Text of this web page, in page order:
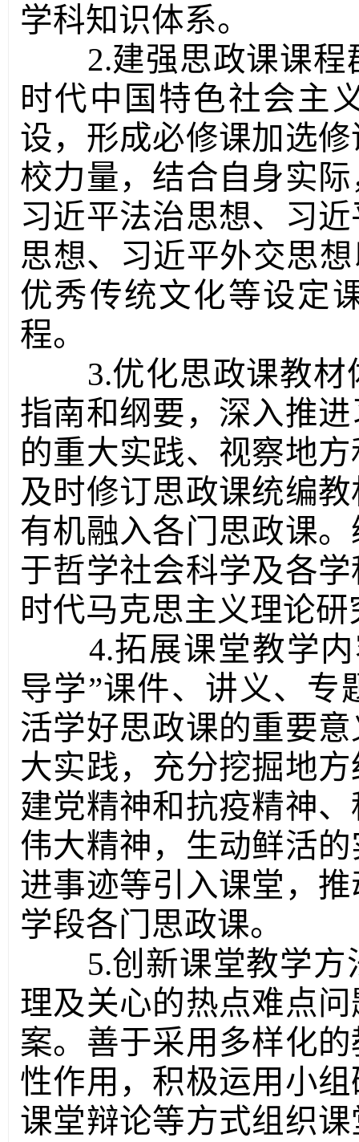
学科知识体系。
2.建强思政课课
时代中国特色社会主
设，形成必修课加选
校力量，结合自身实
习近平法治思想、习
思想、习近平外交思
优秀传统文化等设定
程。
3.优化思政课教
指南和纲要，深入推
的重大实践、视察地
及时修订思政课统编
有机融入各门思政课
于哲学社会科学及各
时代马克思主义理论
4.拓展课堂教学
导学”课件、讲义、专
活学好思政课的重要
大实践，充分挖掘地
建党精神和抗疫精神
伟大精神，生动鲜活
进事迹等引入课堂，
学段各门思政课。
5.创新课堂教学
理及关心的热点难点
案。善于采用多样化
性作用，积极运用小
课堂辩论等方式组织